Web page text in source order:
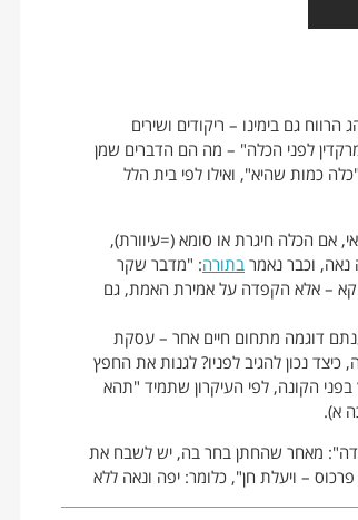
הרווח גם בימינו – ריקודים ושירים
לפני הכלה" – מה הם הדברים שמן
כמות שהיא", ואילו לפי בית הלל
אם הכלה חיגרת או סומא (=עיוורת),
נאה, וכבר נאמר בתורה: "מדבר שקר
– אלא הקפדה על אמירת האמת, גם
דוגמה מתחום חיים אחר – עסקת
נכון להגיב לפניו? לגנות את החפץ
הקונה, לפי העיקרון שתמיד "תהא
א).
מאחר שהחתן בחר בה, יש לשבח את
– ויעלת חן", כלומר: יפה ונאה ללא